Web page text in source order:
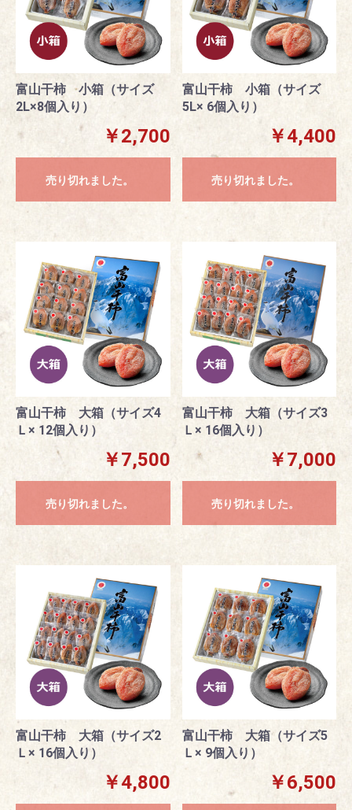
富山干柿 小箱（サイズ
2L×8個入り）
￥2,700
売り切れました。
富山干柿 小箱（サイズ
5L× 6個入り）
￥4,400
売り切れました。
富山干柿 大箱（サイズ4
Ｌ× 12個入り）
￥7,500
売り切れました。
富山干柿 大箱（サイズ3
Ｌ× 16個入り）
￥7,000
売り切れました。
富山干柿 大箱（サイズ2
Ｌ× 16個入り）
￥4,800
富山干柿 大箱（サイズ5
Ｌ× 9個入り）
￥6,500